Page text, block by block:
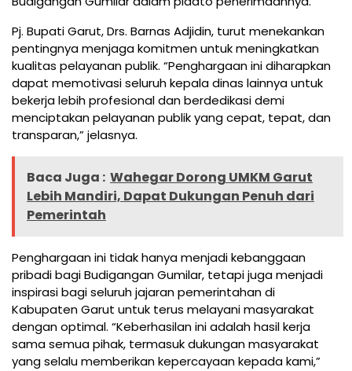
Pj. Bupati Garut, Drs. Barnas Adjidin, turut menekankan
pentingnya menjaga komitmen untuk meningkatkan
kualitas pelayanan publik. “Penghargaan ini diharapkan
dapat memotivasi seluruh kepala dinas lainnya untuk
bekerja lebih profesional dan berdedikasi demi
menciptakan pelayanan publik yang cepat, tepat, dan
transparan,” jelasnya.
Baca Juga : Wahegar Dorong UMKM Garut
Lebih Mandiri, Dapat Dukungan Penuh dari
Pemerintah
Penghargaan ini tidak hanya menjadi kebanggaan
pribadi bagi Budigangan Gumilar, tetapi juga menjadi
inspirasi bagi seluruh jajaran pemerintahan di
Kabupaten Garut untuk terus melayani masyarakat
dengan optimal. “Keberhasilan ini adalah hasil kerja
sama semua pihak, termasuk dukungan masyarakat
yang selalu memberikan kepercayaan kepada kami,”